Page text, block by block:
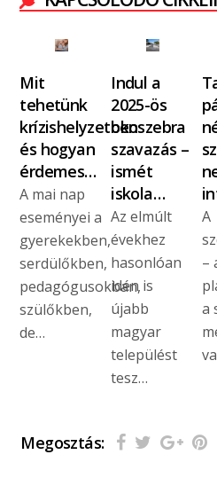
Mit
tehetünk
krízishelyzetben
és hogyan
érdemes…
A mai nap
eseményei a
gyerekekben,
serdülőkben,
pedagógusokban,
szülőkben,
de…
Indul a
2025-ös
okoszebra
szavazás –
ismét
iskola…
Az elmúlt
évekhez
hasonlóan
idén is
újabb
magyar
települést
tesz…
A
–
a
Megosztás: